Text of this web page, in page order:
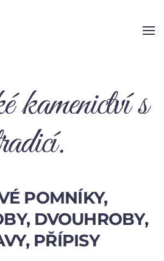
kamenictví s
POMNÍKY,
DVOUHROBY,
PŘÍPISY